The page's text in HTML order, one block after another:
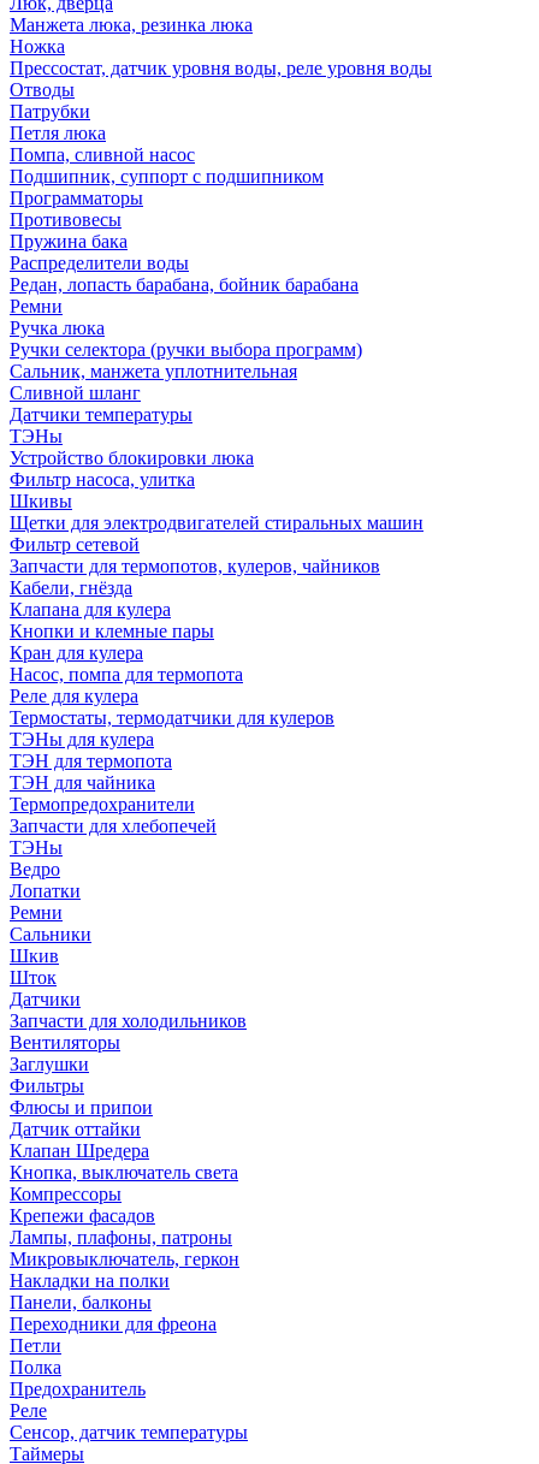
Манжета люка, резинка люка
Ножка
Прессостат, датчик уровня воды, реле уровня воды
Отводы
Патрубки
Петля люка
Помпа, сливной насос
Подшипник, суппорт с подшипником
Программаторы
Противовесы
Пружина бака
Распределители воды
Редан, лопасть барабана, бойник барабана
Ремни
Ручка люка
Ручки селектора (ручки выбора программ)
Сальник, манжета уплотнительная
Сливной шланг
Датчики температуры
ТЭНы
Устройство блокировки люка
Фильтр насоса, улитка
Шкивы
Щетки для электродвигателей стиральных машин
Фильтр сетевой
Запчасти для термопотов, кулеров, чайников
Кабели, гнёзда
Клапана для кулера
Кнопки и клемные пары
Кран для кулера
Насос, помпа для термопота
Реле для кулера
Термостаты, термодатчики для кулеров
ТЭНы для кулера
ТЭН для термопота
ТЭН для чайника
Термопредохранители
Запчасти для хлебопечей
ТЭНы
Ведро
Лопатки
Ремни
Сальники
Шкив
Шток
Датчики
Запчасти для холодильников
Вентиляторы
Заглушки
Фильтры
Флюсы и припои
Датчик оттайки
Клапан Шредера
Кнопка, выключатель света
Компрессоры
Крепежи фасадов
Лампы, плафоны, патроны
Микровыключатель, геркон
Накладки на полки
Панели, балконы
Переходники для фреона
Петли
Полка
Предохранитель
Реле
Сенсор, датчик температуры
Таймеры